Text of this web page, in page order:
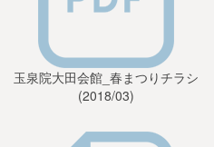
玉泉院大田会館_春まつりチラシ
(2018/03)